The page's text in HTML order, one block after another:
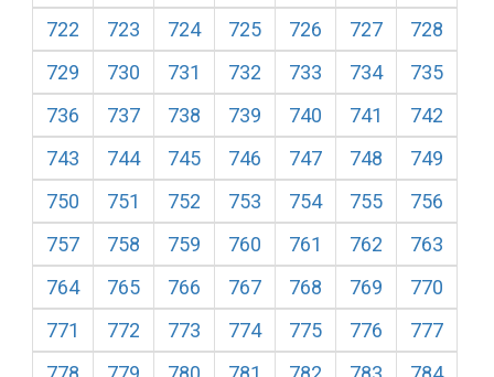
722
723 724 725 726 727
728
729
730 731 732 733 734
735
736
737 738 739 740 741
742
743
744 745 746 747 748
749
750
751 752 753 754 755
756
757
758 759 760 761 762
763
764
765 766 767 768 769
770
771
772 773 774 775 776
777